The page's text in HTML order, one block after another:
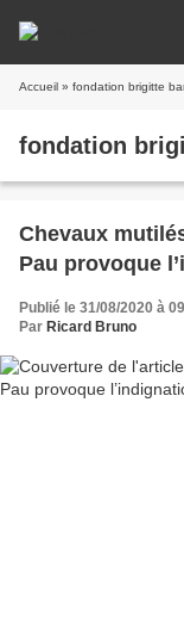
Accueil » fondation brigitte
fondation
Chevaux
Pau provoque
Publié le 31/08/2020 à
Par Ricard Bruno